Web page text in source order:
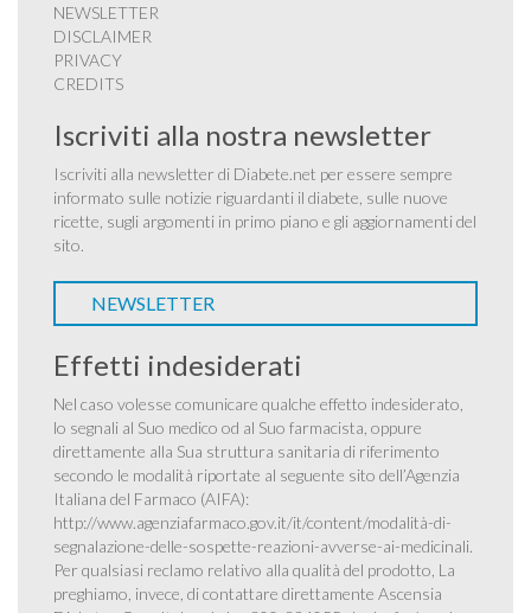
NEWSLETTER
DISCLAIMER
PRIVACY
CREDITS
Iscriviti alla nostra newsletter
Iscriviti alla newsletter di Diabete.net per essere sempre
informato sulle notizie riguardanti il diabete, sulle nuove
ricette, sugli argomenti in primo piano e gli aggiornamenti del
sito.
NEWSLETTER
Effetti indesiderati
Nel caso volesse comunicare qualche effetto indesiderato,
lo segnali al Suo medico od al Suo farmacista, oppure
direttamente alla Sua struttura sanitaria di riferimento
secondo le modalità riportate al seguente sito dell’Agenzia
Italiana del Farmaco (AIFA):
http://www.agenziafarmaco.gov.it/it/content/modalità-di-
segnalazione-delle-sospette-reazioni-avverse-ai-medicinali.
Per qualsiasi reclamo relativo alla qualità del prodotto, La
preghiamo, invece, di contattare direttamente Ascensia